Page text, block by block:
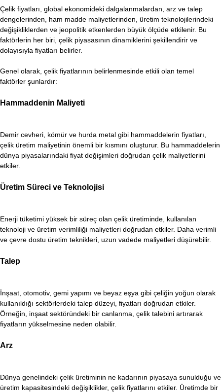
Çelik fiyatları, global ekonomideki dalgalanmalardan, arz ve talep
dengelerinden, ham madde maliyetlerinden, üretim teknolojilerindeki
değişikliklerden ve jeopolitik etkenlerden büyük ölçüde etkilenir. Bu
faktörlerin her biri, çelik piyasasının dinamiklerini şekillendirir ve
dolayısıyla fiyatları belirler.
Genel olarak, çelik fiyatlarının belirlenmesinde etkili olan temel
faktörler şunlardır:
Hammaddenin Maliyeti
Demir cevheri, kömür ve hurda metal gibi hammaddelerin fiyatları,
çelik üretim maliyetinin önemli bir kısmını oluşturur. Bu hammaddelerin
dünya piyasalarındaki fiyat değişimleri doğrudan çelik maliyetlerini
etkiler.
Üretim Süreci ve Teknolojisi
Enerji tüketimi yüksek bir süreç olan çelik üretiminde, kullanılan
teknoloji ve üretim verimliliği maliyetleri doğrudan etkiler. Daha verimli
ve çevre dostu üretim teknikleri, uzun vadede maliyetleri düşürebilir.
Talep
İnşaat, otomotiv, gemi yapımı ve beyaz eşya gibi çeliğin yoğun olarak
kullanıldığı sektörlerdeki talep düzeyi, fiyatları doğrudan etkiler.
Örneğin, inşaat sektöründeki bir canlanma, çelik talebini artırarak
fiyatların yükselmesine neden olabilir.
Arz
Dünya genelindeki çelik üretiminin ne kadarının piyasaya sunulduğu ve
üretim kapasitesindeki değişiklikler, çelik fiyatlarını etkiler. Üretimde bir